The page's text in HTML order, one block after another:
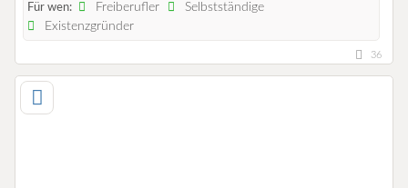
Für wen: Freiberufler
Selbstständige
Existenzgründer
36